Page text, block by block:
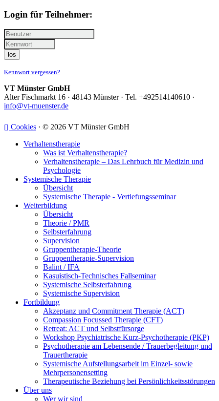
Login für Teilnehmer:
los
Kennwort vergessen?
VT Münster GmbH
Alter Fischmarkt 16 · 48143 Münster · Tel. +492514140610 ·
info@vt-muenster.de
Cookies · © 2026 VT Münster GmbH
Verhaltenstherapie
Was ist Verhaltenstherapie?
Verhaltenstherapie – Das Lehrbuch für Medizin und
Psychologie
Systemische Therapie
Übersicht
Systemische Therapie - Vertiefungsseminar
Weiterbildung
Übersicht
Theorie / PMR
Selbsterfahrung
Supervision
Gruppentherapie-Theorie
Gruppentherapie-Supervision
Balint / IFA
Kasuistisch-Technisches Fallseminar
Systemische Selbsterfahrung
Systemische Supervision
Fortbildung
Akzeptanz und Commitment Therapie (ACT)
Compassion Focussed Therapie (CFT)
Retreat: ACT und Selbstfürsorge
Workshop Psychiatrische Kurz-Psychotherapie (PKP)
Psychotherapie am Lebensende / Trauerbegleitung und
Trauertherapie
Systemische Aufstellungsarbeit im Einzel- sowie
Mehrpersonensetting
Therapeutische Beziehung bei Persönlichkeitsstörungen
Über uns
Wer wir sind